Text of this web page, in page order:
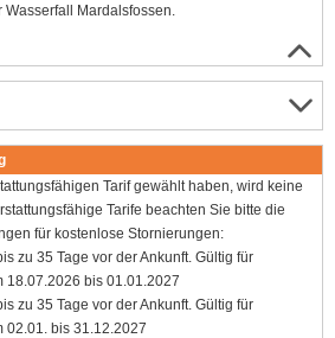
Mardalsfossen.
Tarif gewählt haben, wird keine
Tarife beachten Sie bitte die
für kostenlose Stornierungen:
zu 35 Tage vor der Ankunft. Gültig für
18.07.2026 bis 01.01.2027
zu 35 Tage vor der Ankunft. Gültig für
02.01. bis 31.12.2027